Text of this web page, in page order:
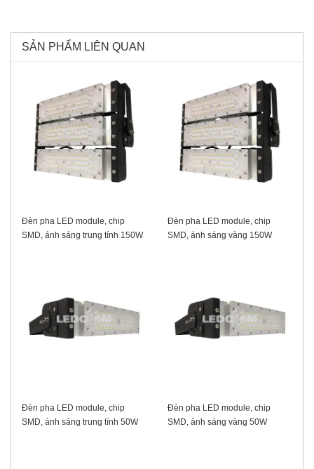
SẢN PHẨM LIÊN QUAN
Đèn pha LED module, chip
SMD, ánh sáng trung tính 150W
Đèn pha LED module, chip
SMD, ánh sáng vàng 150W
Đèn pha LED module, chip
SMD, ánh sáng trung tính 50W
Đèn pha LED module, chip
SMD, ánh sáng vàng 50W